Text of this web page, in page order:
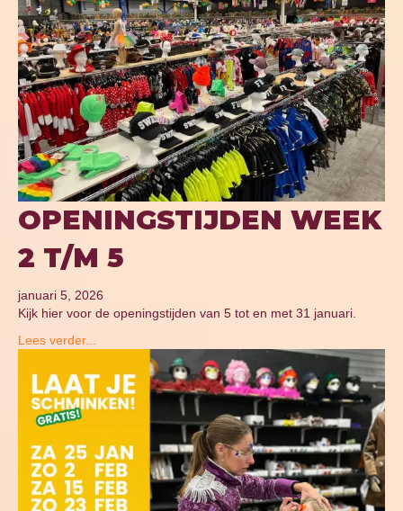
OPENINGSTIJDEN WEEK
2 T/M 5
januari 5, 2026
Kijk hier voor de openingstijden van 5 tot en met 31 januari.
Lees verder...